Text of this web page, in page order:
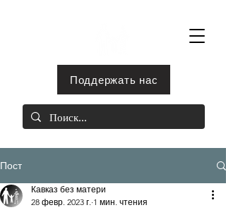
Поддержать нас
Пост
Кавказ без матери
28 февр. 2023 г. 1 мин. чтения